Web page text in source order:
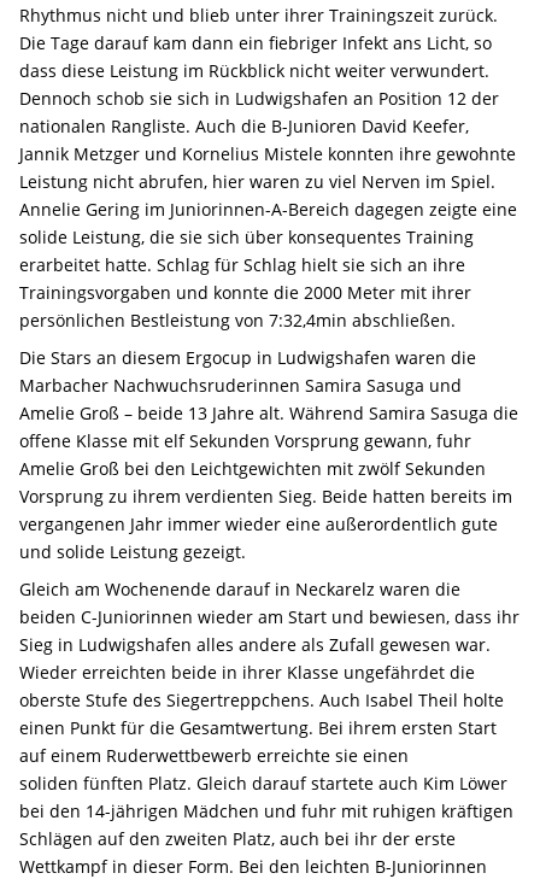
Rhythmus nicht und blieb unter ihrer Trainingszeit zurück.
Die Tage darauf kam dann ein fiebriger Infekt ans Licht, so
dass diese Leistung im Rückblick nicht weiter verwundert.
Dennoch schob sie sich in Ludwigshafen an Position 12 der
nationalen Rangliste. Auch die B-Junioren David Keefer,
Jannik Metzger und Kornelius Mistele konnten ihre gewohnte
Leistung nicht abrufen, hier waren zu viel Nerven im Spiel.
Annelie Gering im Juniorinnen-A-Bereich dagegen zeigte eine
solide Leistung, die sie sich über konsequentes Training
erarbeitet hatte. Schlag für Schlag hielt sie sich an ihre
Trainingsvorgaben und konnte die 2000 Meter mit ihrer
persönlichen Bestleistung von 7:32,4min abschließen.
Die Stars an diesem Ergocup in Ludwigshafen waren die
Marbacher Nachwuchsruderinnen Samira Sasuga und
Amelie Groß – beide 13 Jahre alt. Während Samira Sasuga die
offene Klasse mit elf Sekunden Vorsprung gewann, fuhr
Amelie Groß bei den Leichtgewichten mit zwölf Sekunden
Vorsprung zu ihrem verdienten Sieg. Beide hatten bereits im
vergangenen Jahr immer wieder eine außerordentlich gute
und solide Leistung gezeigt.
Gleich am Wochenende darauf in Neckarelz waren die
beiden C-Juniorinnen wieder am Start und bewiesen, dass ihr
Sieg in Ludwigshafen alles andere als Zufall gewesen war.
Wieder erreichten beide in ihrer Klasse ungefährdet die
oberste Stufe des Siegertreppchens. Auch Isabel Theil holte
einen Punkt für die Gesamtwertung. Bei ihrem ersten Start
auf einem Ruderwettbewerb erreichte sie einen
soliden fünften Platz. Gleich darauf startete auch Kim Löwer
bei den 14-jährigen Mädchen und fuhr mit ruhigen kräftigen
Schlägen auf den zweiten Platz, auch bei ihr der erste
Wettkampf in dieser Form. Bei den leichten B-Juniorinnen